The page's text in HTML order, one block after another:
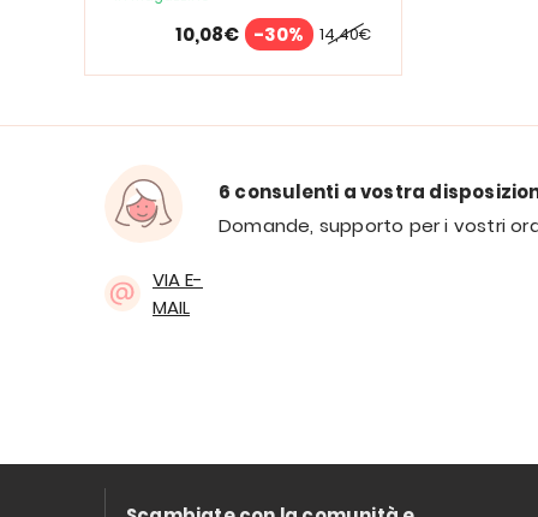
14,40€
10,08€ -30%
6 consulenti a vostra
Domande, supporto per i vostri
VIA E-
MAIL